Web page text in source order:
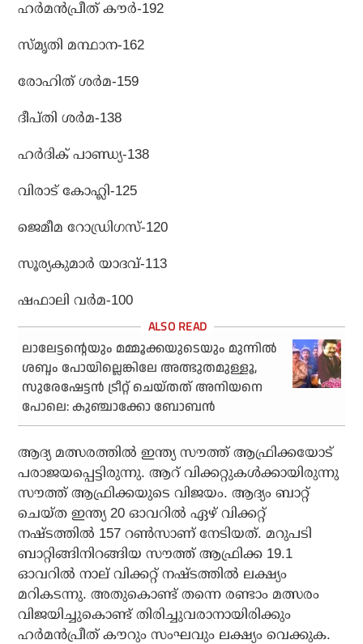
ഹര്‍മന്‍പ്രീത് കൗര്‍-192
സ്മൃതി മന്ഥാന-162
രോഹിത് ശര്‍മ-159
ദീപ്തി ശര്‍മ-138
ഹര്‍ദിക് പാണ്ഡ്യ-138
വിരാട് കോഹ്ലി-125
ജെമീമ റോഡ്രിഗസ്-120
സൂര്യകുമാര്‍ യാദവ്-113
ഷഫാലി വര്‍മ-100
ലാലേട്ടന്റെയും മമ്മൂക്കയുടെയും മുന്നില്‍
ശബ്ദം പോയില്ലെങ്കിലേ അത്ഭുതമുള്ളൂ,
സുരേഷേട്ടന്‍ ട്രീറ്റ് ചെയ്തത് അനിയനെ
പോലെ: കുഞ്ചാക്കോ ബോബന്‍
ആദ്യ മത്സരത്തില്‍ ഇന്ത്യ സൗത്ത് ആഫ്രിക്കയോട്
പരാജയപ്പെട്ടിരുന്നു. ആറ് വിക്കറ്റുകള്‍ക്കായിരുന്നു
സൗത്ത് ആഫ്രിക്കയുടെ വിജയം. ആദ്യം ബാറ്റ്
ചെയ്ത ഇന്ത്യ 20 ഓവറില്‍ ഏഴ് വിക്കറ്റ്
നഷ്ടത്തില്‍ 157 റണ്‍സാണ് നേടിയത്. മറുപടി
ബാറ്റിങ്ങിനിറങ്ങിയ സൗത്ത് ആഫ്രിക്ക 19.1
ഓവറില്‍ നാല് വിക്കറ്റ് നഷ്ടത്തില്‍ ലക്ഷ്യം
മറികടന്നു. അതുകൊണ്ട് തന്നെ രണ്ടാം മത്സരം
വിജയിച്ചുകൊണ്ട് തിരിച്ചുവരാനായിരിക്കും
ഹര്‍മന്‍പ്രീത് കൗറും സംഘവും ലക്ഷ്യം വെക്കുക.